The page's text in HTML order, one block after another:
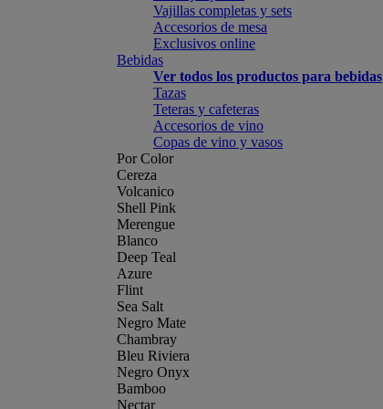
Vajillas completas y sets
Accesorios de mesa
Exclusivos online
Bebidas
Ver todos los productos para bebidas
Tazas
Teteras y cafeteras
Accesorios de vino
Copas de vino y vasos
Por Color
Cereza
Volcanico
Shell Pink
Merengue
Blanco
Deep Teal
Azure
Flint
Sea Salt
Negro Mate
Chambray
Bleu Riviera
Negro Onyx
Bamboo
Nectar